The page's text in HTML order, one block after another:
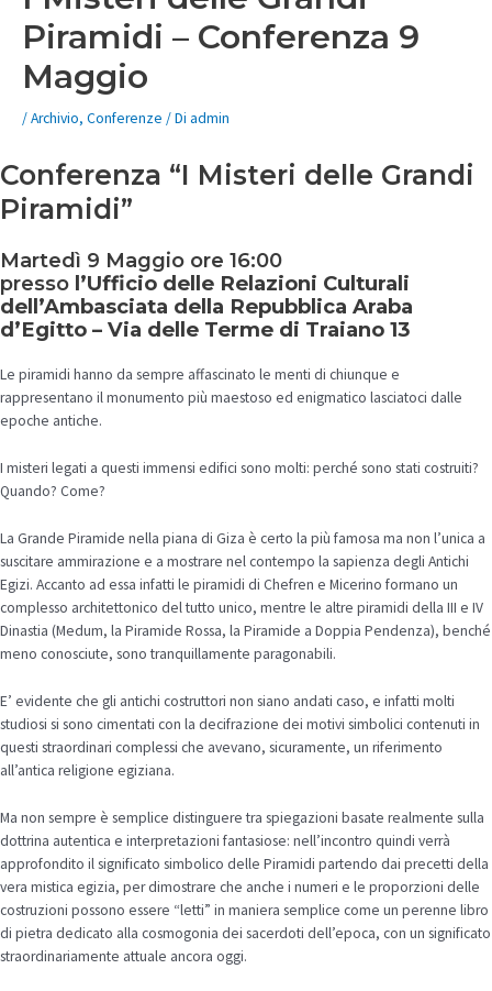
Piramidi – Conferenza 9
Maggio
/Archivio, Conferenze / Di admin
Conferenza “I Misteri delle Grandi
Piramidi”
Martedì 9 Maggio ore 16:00
presso l’Ufficio delle Relazioni Culturali
dell’Ambasciata della Repubblica Araba
d’Egitto – Via delle Terme di Traiano 13
Le piramidi hanno da sempre affascinato le menti di chiunque e
rappresentano il monumento più maestoso ed enigmatico lasciatoci dalle
epoche antiche.
I misteri legati a questi immensi edifici sono molti: perché sono stati costruiti?
Quando? Come?
La Grande Piramide nella piana di Giza è certo la più famosa ma non l’unica a
suscitare ammirazione e a mostrare nel contempo la sapienza degli Antichi
Egizi. Accanto ad essa infatti le piramidi di Chefren e Micerino formano un
complesso architettonico del tutto unico, mentre le altre piramidi della III e IV
Dinastia (Medum, la Piramide Rossa, la Piramide a Doppia Pendenza), benché
meno conosciute, sono tranquillamente paragonabili.
E’ evidente che gli antichi costruttori non siano andati caso, e infatti molti
studiosi si sono cimentati con la decifrazione dei motivi simbolici contenuti in
questi straordinari complessi che avevano, sicuramente, un riferimento
all’antica religione egiziana.
Ma non sempre è semplice distinguere tra spiegazioni basate realmente sulla
dottrina autentica e interpretazioni fantasiose: nell’incontro quindi verrà
approfondito il significato simbolico delle Piramidi partendo dai precetti della
vera mistica egizia, per dimostrare che anche i numeri e le proporzioni delle
costruzioni possono essere “letti” in maniera semplice come un perenne libro
di pietra dedicato alla cosmogonia dei sacerdoti dell’epoca, con un significato
straordinariamente attuale ancora oggi.